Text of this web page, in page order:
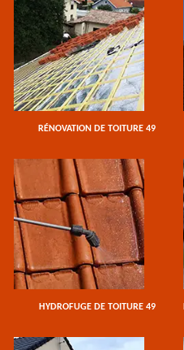
RÉNOVATION DE TOITURE 49
HYDROFUGE DE TOITURE 49